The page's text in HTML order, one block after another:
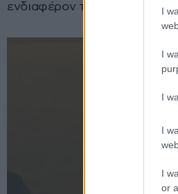
I
I
I
I
I
or
ενδιαφέρον των μέσων